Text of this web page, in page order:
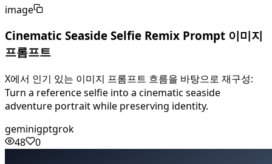
image
Cinematic Seaside Selfie Remix Prompt 이미지
프롬프트
X에서 인기 있는 이미지 프롬프트 흐름을 바탕으로 재구성:
Turn a reference selfie into a cinematic seaside
adventure portrait while preserving identity.
geminigptgrok
48
0